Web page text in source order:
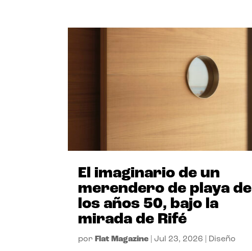
El imaginario de un
merendero de playa de
los años 50, bajo la
mirada de Rifé
por Flat Magazine Jul 23, 2026 Diseño